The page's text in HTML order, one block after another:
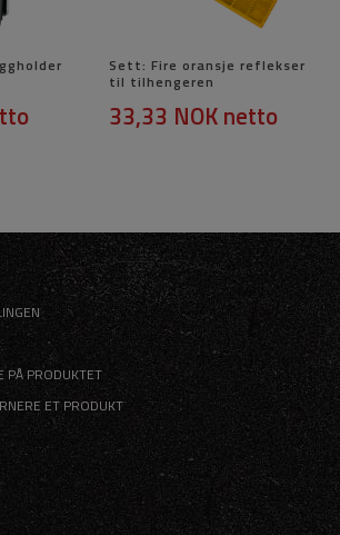
Sett: Fire oransje reflekser
til tilhengeren
33,33 NOKnetto
PÅ PRODUKTET
ET PRODUKT